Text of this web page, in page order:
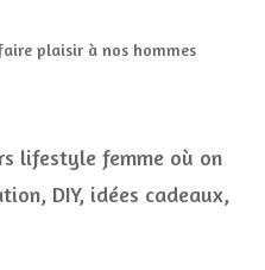
plaisir à nos hommes
lifestyle femme où on
DIY, idées cadeaux,